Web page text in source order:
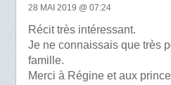
28 MAI 2019 @ 07:24
Récit très intéressant.
Je ne connaissais que très
famille.
Merci à Régine et aux